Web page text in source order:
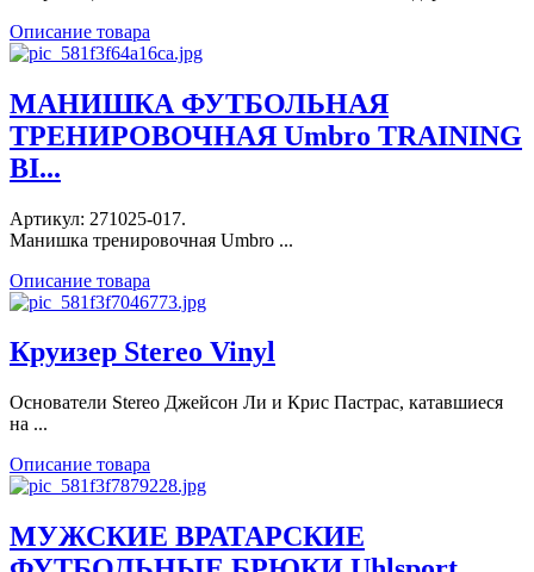
Описание товара
МАНИШКА ФУТБОЛЬНАЯ
ТРЕНИРОВОЧНАЯ Umbro TRAINING
BI...
Артикул: 271025-017.
Манишка тренировочная Umbro ...
Описание товара
Круизер Stereo Vinyl
Основатели Stereo Джейсон Ли и Крис Пастрас, катавшиеся
на ...
Описание товара
МУЖСКИЕ ВРАТАРСКИЕ